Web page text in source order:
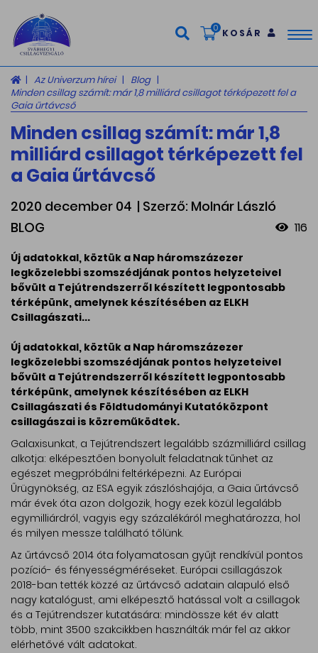
0 KOSÁR
Az Univerzum hírei
Blog
Minden csillag számít: már 1,8 milliárd csillagot térképezett fel a
Gaia űrtávcső
Minden csillag számít: már 1,8
milliárd csillagot térképezett fel
a Gaia űrtávcső
2020 december 04 | Szerző: Molnár László
BLOG
116
Új adatokkal, köztük a Nap háromszázezer
legközelebbi szomszédjának pontos helyzeteivel
bővült a Tejútrendszerről készített legpontosabb
térképünk, amelynek készítésében az ELKH
Csillagászati...
Új adatokkal, köztük a Nap háromszázezer
legközelebbi szomszédjának pontos helyzeteivel
bővült a Tejútrendszerről készített legpontosabb
térképünk, amelynek készítésében az ELKH
Csillagászati és Földtudományi Kutatóközpont
csillagászai is közreműködtek.
Galaxisunkat, a Tejútrendszert legalább százmilliárd csillag
alkotja: elképesztően bonyolult feladatnak tűnhet az
egészet megpróbálni feltérképezni. Az Európai
Űrügynökség, az ESA egyik zászlóshajója, a Gaia űrtávcső
már évek óta azon dolgozik, hogy ezek közül legalább
egymilliárdról, vagyis egy százalékáról meghatározza, hol
és milyen messze található tőlünk.
Az űrtávcső 2014 óta folyamatosan gyűjt rendkívül pontos
pozíció- és fényességméréseket. Európai csillagászok
2018-ban tették közzé az űrtávcső adatain alapuló első
nagy katalógust, ami elképesztő hatással volt a csillagok
és a Tejútrendszer kutatására: mindössze két év alatt
több, mint 3500 szakcikkben használták már fel az akkor
elérhetővé vált adatokat.